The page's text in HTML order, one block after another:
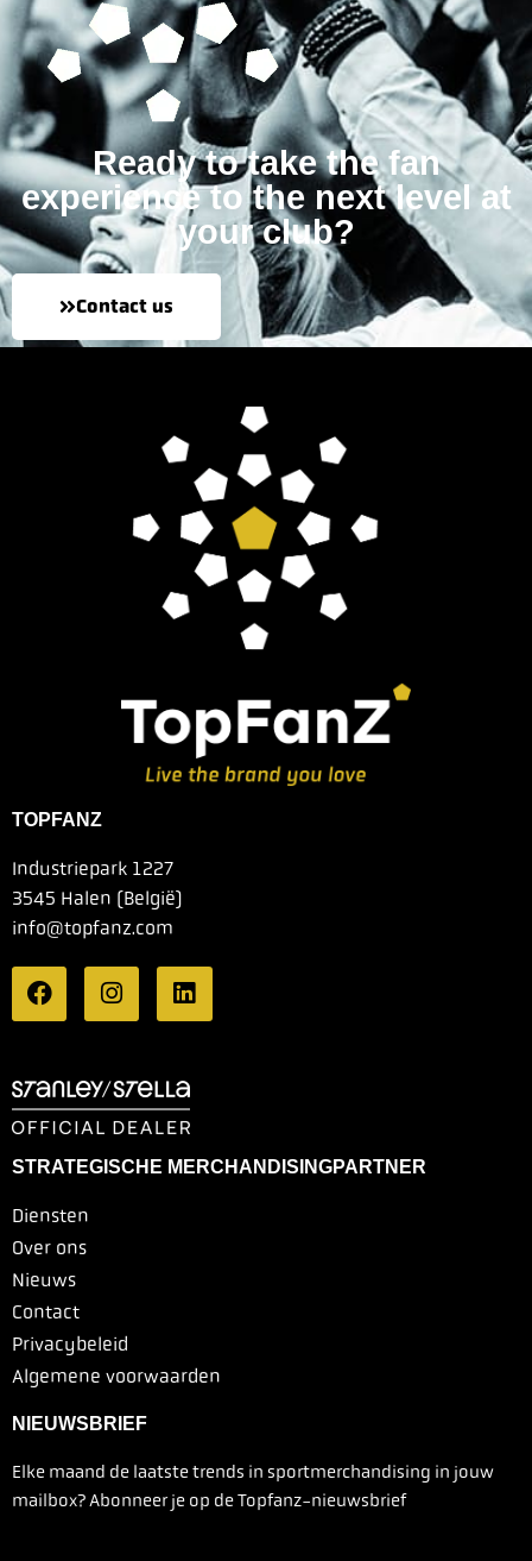
Ready to take the fan
experience to the next level at
your club?
Contact us
TOPFANZ
Industriepark 1227
3545 Halen (België)
info@topfanz.com
STRATEGISCHE MERCHANDISINGPARTNER
Diensten
Over ons
Nieuws
Contact
Privacybeleid
Algemene voorwaarden
NIEUWSBRIEF
Elke maand de laatste trends in sportmerchandising in jouw
mailbox? Abonneer je op de Topfanz-nieuwsbrief